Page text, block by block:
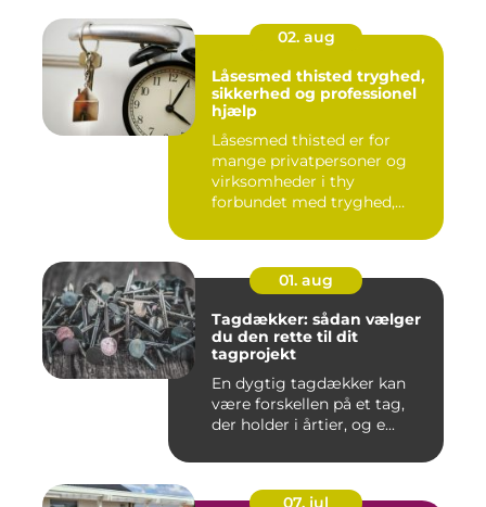
02. aug
Låsesmed thisted tryghed,
sikkerhed og professionel
hjælp
Låsesmed thisted er for
mange privatpersoner og
virksomheder i thy
forbundet med tryghed,
01. aug
Tagdækker: sådan vælger
du den rette til dit
tagprojekt
En dygtig tagdækker kan
være forskellen på et tag,
der holder i årtier, og e...
07. jul